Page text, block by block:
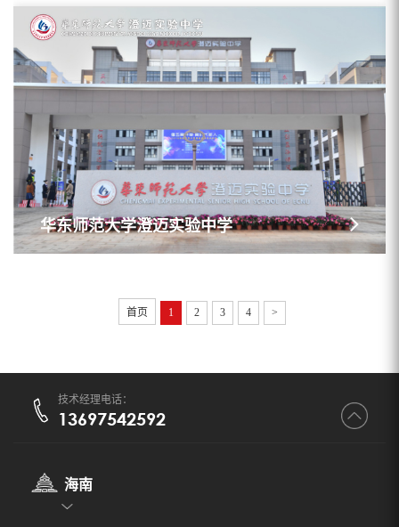
华东师范大学澄迈实验中学
首页 1 2 3 4 >
技术经理电话：
13697542592
海南